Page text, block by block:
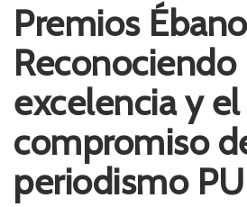
Premios
Reconociendo
excelencia y el
compromiso
periodismo